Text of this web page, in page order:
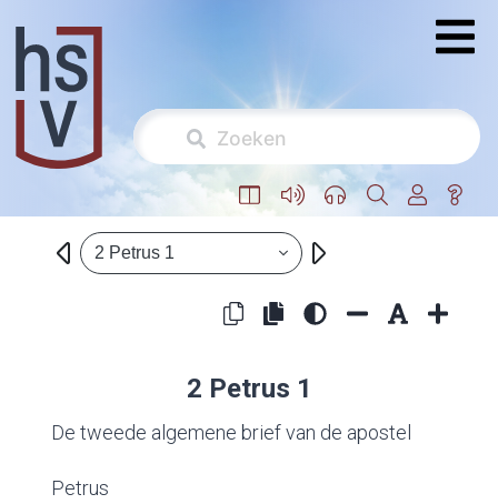
2 Petrus 1
2 Petrus 1
De tweede algemene brief van de apostel
Petrus